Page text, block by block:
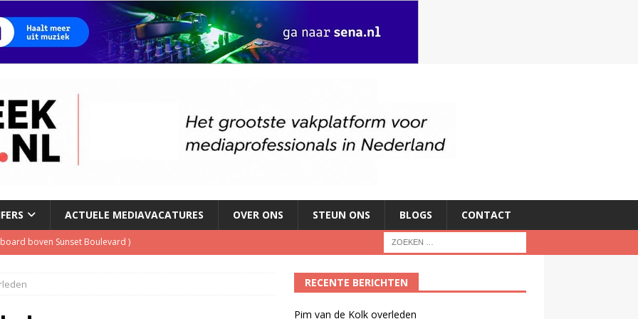
ACTUELE MEDIAVACATURES OVER ONS STEUN ONS BLOGS CONTACT
boven Sunset Boulevard )
wordt kweekvijver voor nieuw radiotalent steeds kleiner
de kwaliteit van de journalistiek?
RECENTE BERICHTEN
Pim van de Kolk overleden